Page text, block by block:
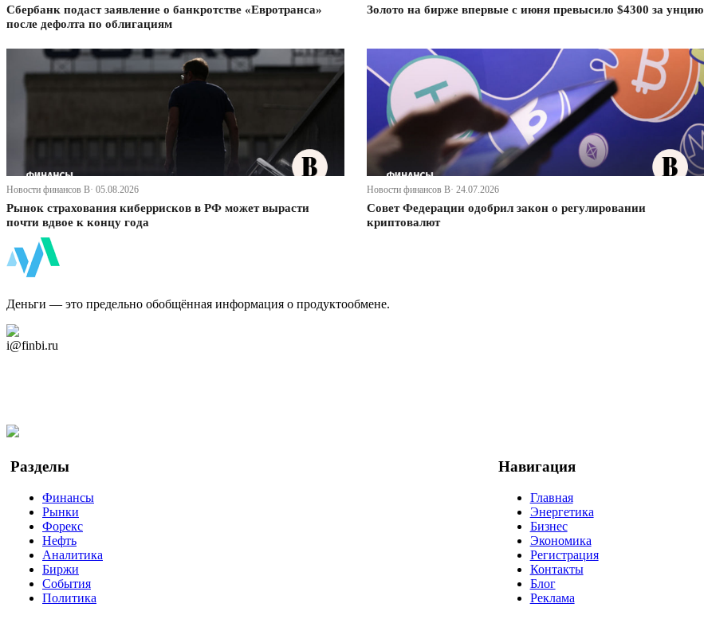
Сбербанк подаст заявление о банкротстве «Евротранса»
после дефолта по облигациям
Золото на бирже впервые с июня превысило $4300 за унцию
Новости финансов В· 05.08.2026
Рынок страхования киберрисков в РФ может вырасти
почти вдвое к концу года
Новости финансов В· 24.07.2026
Совет Федерации одобрил закон о регулировании
криптовалют
Деньги — это предельно обобщённая информация о продуктообмене.
i@finbi.ru
Разделы
Финансы
Рынки
Форекс
Нефть
Аналитика
Биржи
События
Политика
Навигация
Главная
Энергетика
Бизнес
Экономика
Регистрация
Контакты
Блог
Реклама